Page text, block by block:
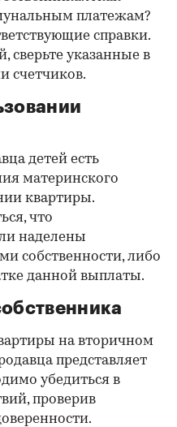
платежам?
справки.
сверьте указанные в
счетчиков.
детей есть
материнского
квартиры.
что
наделены
собственности, либо
данной выплаты.
на вторичном
представляет
убедиться в
проверив